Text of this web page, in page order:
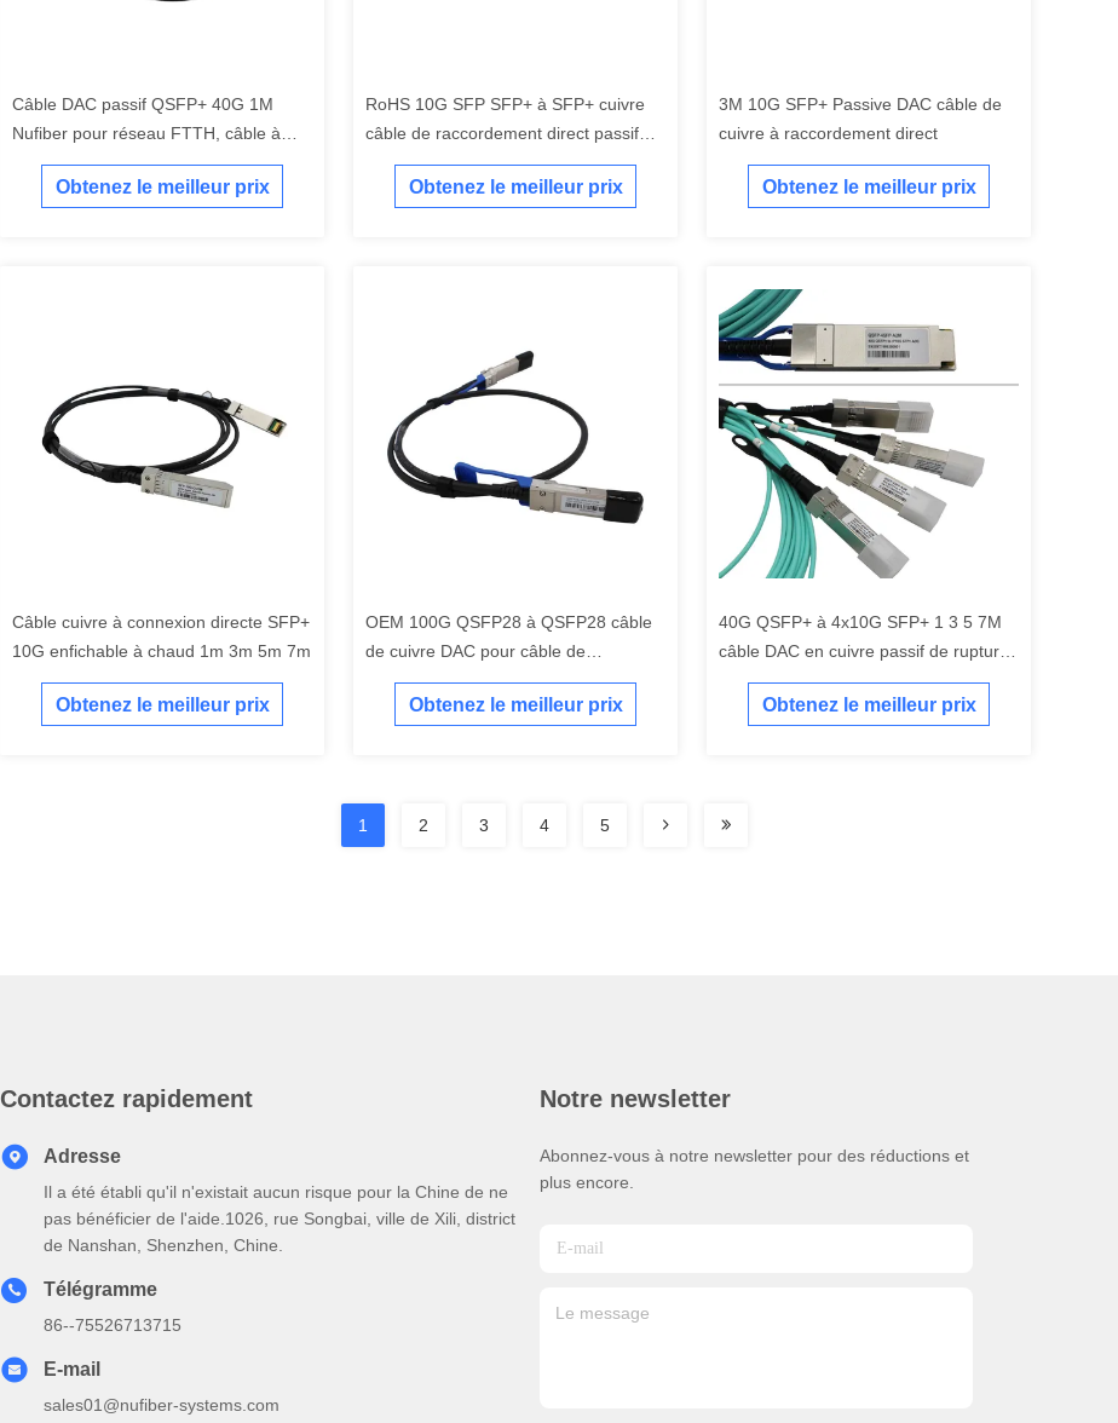
Câble DAC passif QSFP+ 40G 1M
Nufiber pour réseau FTTH, câble à
connexion directe
Obtenez le meilleur prix
RoHS 10G SFP SFP+ à SFP+ cuivre
câble de raccordement direct passif
7M câble de cuivre
Obtenez le meilleur prix
3M 10G SFP+ Passive DAC câble de
cuivre à raccordement direct
Obtenez le meilleur prix
Câble cuivre à connexion directe SFP+
10G enfichable à chaud 1m 3m 5m 7m
Obtenez le meilleur prix
OEM 100G QSFP28 à QSFP28 câble
de cuivre DAC pour câble de
raccordement direct au réseau FTTX
Obtenez le meilleur prix
40G QSFP+ à 4x10G SFP+ 1 3 5 7M
câble DAC en cuivre passif de rupture
câble de raccordement direct
Obtenez le meilleur prix
1 2 3 4 5
Contactez rapidement
Adresse
Il a été établi qu'il n'existait aucun risque pour la Chine de ne
pas bénéficier de l'aide.1026, rue Songbai, ville de Xili, district
de Nanshan, Shenzhen, Chine.
Télégramme
86--75526713715
E-mail
sales01@nufiber-systems.com
Notre newsletter
Abonnez-vous à notre newsletter pour des réductions et
plus encore.